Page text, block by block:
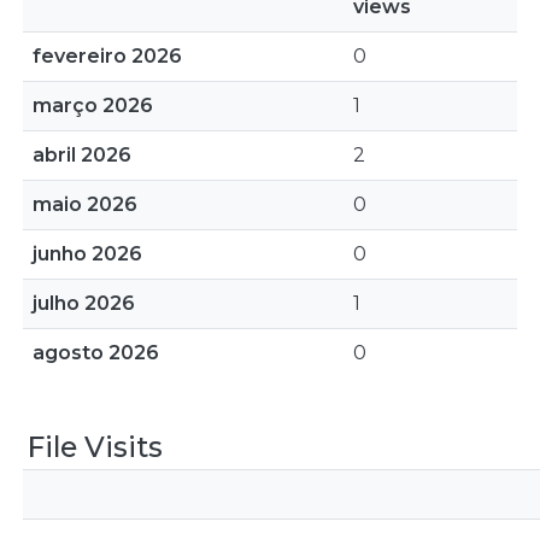
views
fevereiro 2026 0
março 2026 1
abril 2026 2
maio 2026 0
junho 2026 0
julho 2026 1
agosto 2026 0
File Visits